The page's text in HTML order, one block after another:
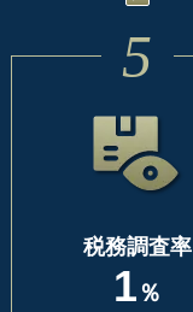
5
税務調査率
1 ％